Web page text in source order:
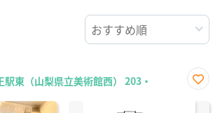
東（山梨県立美術館西） 203・
に入